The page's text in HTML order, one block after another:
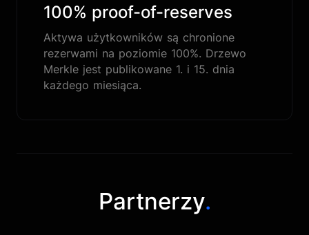
100% proof-of-reserves
Aktywa użytkowników są chronione
rezerwami na poziomie 100%. Drzewo
Merkle jest publikowane 1. i 15. dnia
każdego miesiąca.
Partnerzy.